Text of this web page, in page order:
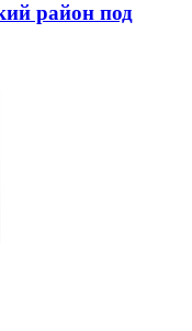
район под